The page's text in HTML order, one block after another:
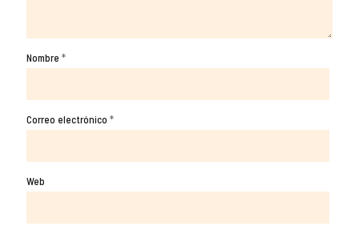
Nombre *
Correo electrónico *
Web